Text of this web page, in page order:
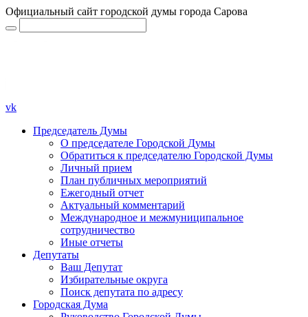
Официальный сайт городской думы города Сарова
vk
Председатель Думы
О председателе Городской Думы
Обратиться к председателю Городской Думы
Личный прием
План публичных мероприятий
Ежегодный отчет
Актуальный комментарий
Международное и межмуниципальное
сотрудничество
Иные отчеты
Депутаты
Ваш Депутат
Избирательные округа
Поиск депутата по адресу
Городская Дума